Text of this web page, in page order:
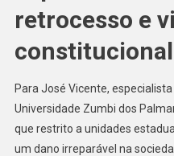
retrocesso e
constitucional
Para José Vicente,
Universidade Zumbi dos
que restrito a unidades
um dano irreparável na